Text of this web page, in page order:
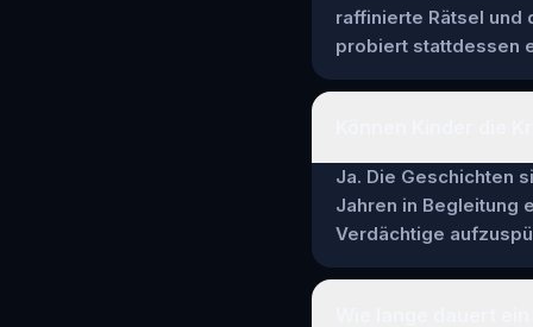
raffinierte Rätsel und
probiert stattdessen
Ja. Die Geschichten
Jahren in Begleitung
Verdächtige